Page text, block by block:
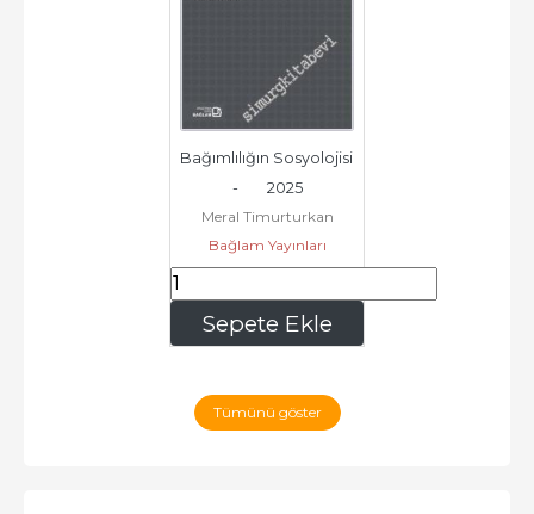
Sepete Ekle
Bağımlılığın Sosyolojisi
-        2025
Meral Timurturkan
Bağlam Yayınları
243,75
Tümünü göster